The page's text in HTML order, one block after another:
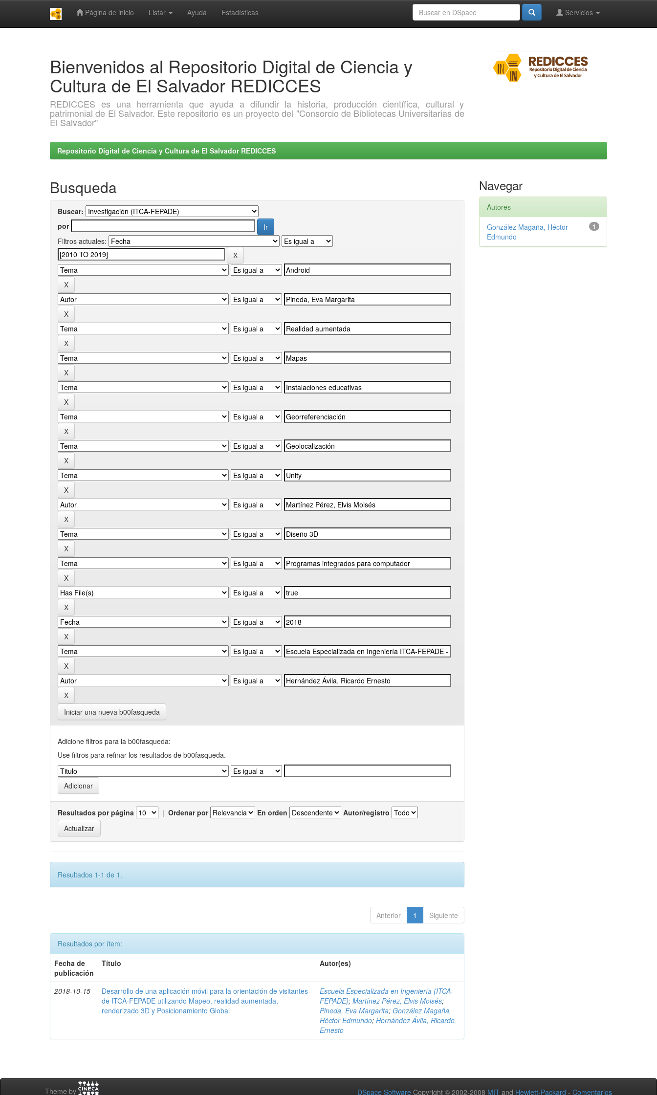
Página de inicio Listar Ayuda Estadísticas Servicios
Bienvenidos al Repositorio Digital de Ciencia y
Cultura de El Salvador REDICCES
REDICCES es una herramienta que ayuda a difundir la historia, producción científica, cultural y
patrimonial de El Salvador. Este repositorio es un proyecto del "Consorcio de Bibliotecas Universitarias de
El Salvador"
Repositorio Digital de Ciencia y Cultura de El Salvador REDICCES
Busqueda
Buscar:
por
Filtros actuales:
Iniciar una nueva b00fasqueda
Adicione filtros para la b00fasqueda:
Use filtros para refinar los resultados de b00fasqueda.
Resultados por página | Ordenar por En orden Autor/registro
Resultados 1-1 de 1.
Anterior 1 Siguiente
Resultados por ítem:
Fecha de
publicación
Título Autor(es)
2018-10-15
Desarrollo de una aplicación móvil para la orientación de visitantes
de ITCA-FEPADE utilizando Mapeo, realidad aumentada,
renderizado 3D y Posicionamiento Global
Escuela Especializada en Ingeniería (ITCA-
FEPADE);Martínez Pérez, Elvis Moisés;
Pineda, Eva Margarita; González Magaña,
Héctor Edmundo;Hernández Ávila, Ricardo
Ernesto
Navegar
Autores
1
González Magaña, Héctor
Edmundo
Theme by DSpace Software Copyright © 2002-2008 MIT and Hewlett-Packard - Comentarios